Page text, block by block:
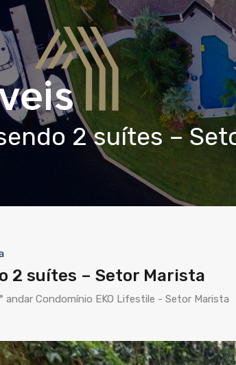
2 suítes –
2 suítes – Setor Marista
andar Condomínio EKO Lifestile - Setor Marista